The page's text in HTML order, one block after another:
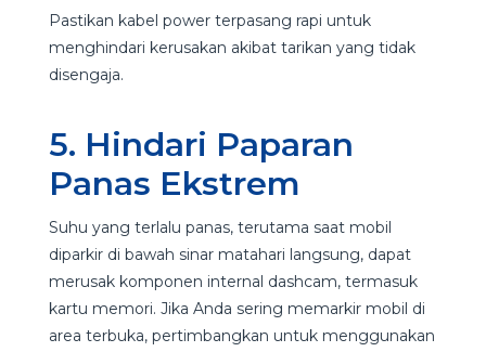
Pastikan kabel power terpasang rapi untuk
menghindari kerusakan akibat tarikan yang tidak
disengaja.
5. Hindari Paparan
Panas Ekstrem
Suhu yang terlalu panas, terutama saat mobil
diparkir di bawah sinar matahari langsung, dapat
merusak komponen internal dashcam, termasuk
kartu memori. Jika Anda sering memarkir mobil di
area terbuka, pertimbangkan untuk menggunakan